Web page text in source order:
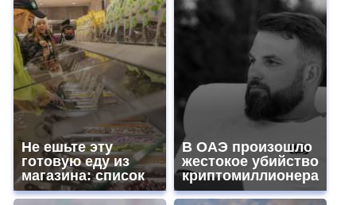
Не ешьте эту
готовую еду из
магазина: список
В ОАЭ произошло
жестокое убийство
криптомиллионера